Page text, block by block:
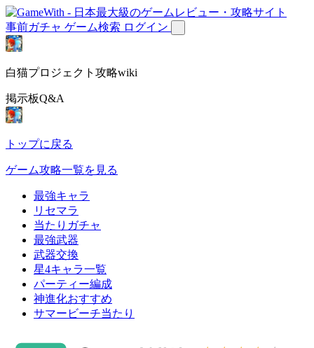
事前ガチャ ゲーム検索 ログイン
白猫プロジェクト攻略wiki
掲示板Q&A
トップに戻る
ゲーム攻略一覧を見る
最強キャラ
リセマラ
当たりガチャ
最強武器
武器交換
星4キャラ一覧
パーティー編成
神進化おすすめ
サマービーチ当たり